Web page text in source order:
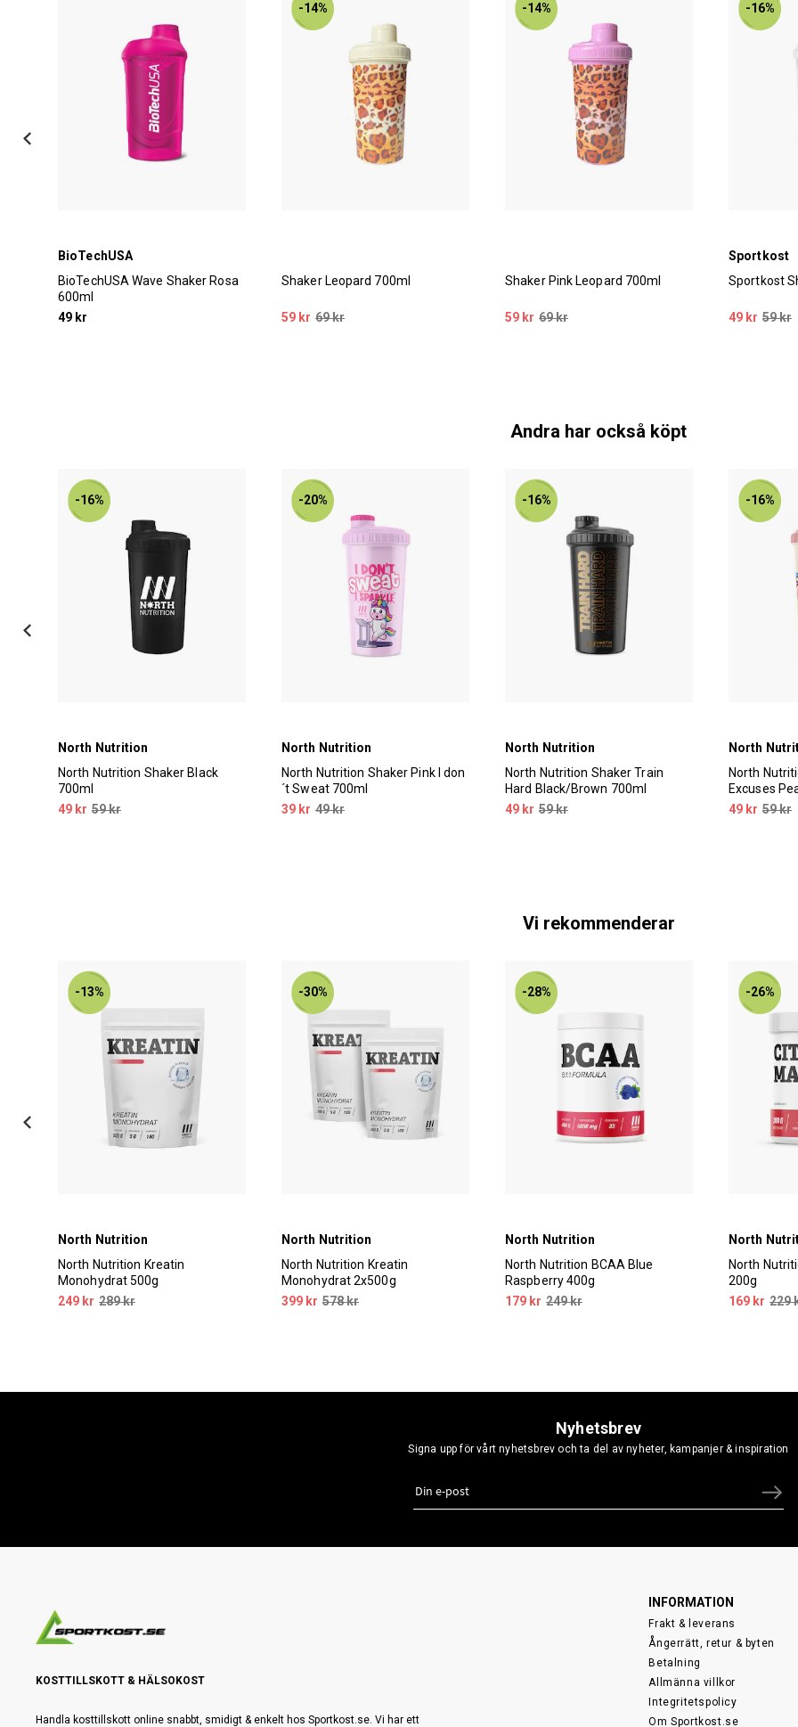
BioTechUSA
BioTechUSA Wave Shaker Rosa
600ml
49 kr
-14%
Shaker Leopard 700ml
59 kr 69 kr
-14%
Shaker Pink Leopard 700ml
59 kr 69 kr
-16%
Sportkost
Sportkost
49 kr 59 kr
Andra har också köpt
-16%
North Nutrition
North Nutrition Shaker Black
700ml
49 kr 59 kr
-20%
North Nutrition
North Nutrition Shaker Pink I don
´t Sweat 700ml
39 kr 49 kr
-16%
North Nutrition
North Nutrition Shaker Train
Hard Black/Brown 700ml
49 kr 59 kr
-16%
North
North
Excuses
49 kr 59 kr
Vi rekommenderar
-13%
North Nutrition
North Nutrition Kreatin
Monohydrat 500g
249 kr 289 kr
-30%
North Nutrition
North Nutrition Kreatin
Monohydrat 2x500g
399 kr 578 kr
-28%
North Nutrition
North Nutrition BCAA Blue
Raspberry 400g
179 kr 249 kr
-26%
North
North
200g
169 kr 229
Nyhetsbrev
Signa upp för vårt nyhetsbrev och ta del av nyheter, kampanjer & inspiration
KOSTTILLSKOTT & HÄLSOKOST
Handla kosttillskott online snabbt, smidigt & enkelt hos Sportkost.se. Vi har ett
INFORMATION
Frakt & leverans
Ångerrätt, retur & byten
Betalning
Allmänna villkor
Integritetspolicy
Om Sportkost.se